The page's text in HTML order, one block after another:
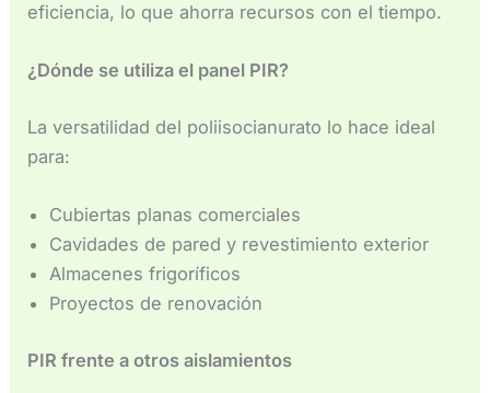
eficiencia, lo que ahorra recursos con el tiempo.
¿Dónde se utiliza el panel PIR?
La versatilidad del poliisocianurato lo hace ideal
para:
Cubiertas planas comerciales
Cavidades de pared y revestimiento exterior
Almacenes frigoríficos
Proyectos de renovación
PIR frente a otros aislamientos